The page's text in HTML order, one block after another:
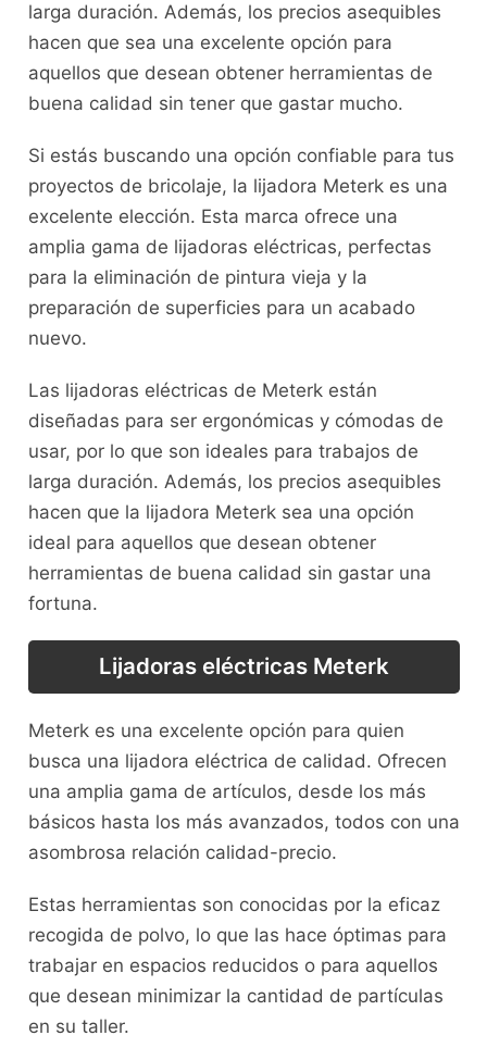
larga duración. Además, los precios asequibles
hacen que sea una excelente opción para
aquellos que desean obtener herramientas de
buena calidad sin tener que gastar mucho.
Si estás buscando una opción confiable para tus
proyectos de bricolaje, la lijadora Meterk es una
excelente elección. Esta marca ofrece una
amplia gama de lijadoras eléctricas, perfectas
para la eliminación de pintura vieja y la
preparación de superficies para un acabado
nuevo.
Las lijadoras eléctricas de Meterk están
diseñadas para ser ergonómicas y cómodas de
usar, por lo que son ideales para trabajos de
larga duración. Además, los precios asequibles
hacen que la lijadora Meterk sea una opción
ideal para aquellos que desean obtener
herramientas de buena calidad sin gastar una
fortuna.
Lijadoras eléctricas Meterk
Meterk es una excelente opción para quien
busca una lijadora eléctrica de calidad. Ofrecen
una amplia gama de artículos, desde los más
básicos hasta los más avanzados, todos con una
asombrosa relación calidad-precio.
Estas herramientas son conocidas por la eficaz
recogida de polvo, lo que las hace óptimas para
trabajar en espacios reducidos o para aquellos
que desean minimizar la cantidad de partículas
en su taller.